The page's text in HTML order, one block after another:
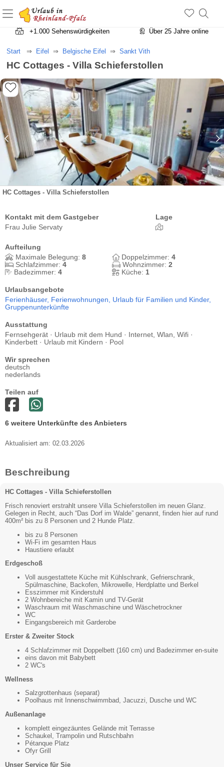
+1.500 Unterkünfte in Rheinland-Pfalz
+1.000 Sehenswürdigkeiten
Über 25 Jahre online
Start Eifel Belgische Eifel Sankt Vith
HC Cottages - Villa Schieferstollen
HC Cottages - Villa Schieferstollen
Kontakt mit dem Gastgeber
Frau Julie Servaty
Lage
Aufteilung
Maximale Belegung: 8 Doppelzimmer: 4
Schlafzimmer: 4 Wohnzimmer: 2
Badezimmer: 4 Küche: 1
Urlaubsangebote
Ferienhäuser, Ferienwohnungen, Urlaub für Familien und Kinder,
Gruppenunterkünfte
Ausstattung
Fernsehgerät · Urlaub mit dem Hund · Internet, Wlan, Wifi ·
Kinderbett · Urlaub mit Kindern · Pool
Wir sprechen
deutsch
nederlands
Teilen auf
6 weitere Unterkünfte des Anbieters
Aktualisiert am: 02.03.2026
Beschreibung
HC Cottages - Villa Schieferstollen
Frisch renoviert erstrahlt unsere Villa Schieferstollen im neuen Glanz.
Gelegen in Recht, auch “Das Dorf im Walde” genannt, finden hier auf rund
400m² bis zu 8 Personen und 2 Hunde Platz.
bis zu 8 Personen
Wi-Fi im gesamten Haus
Haustiere erlaubt
Erdgeschoß
Voll ausgestattete Küche mit Kühlschrank, Gefrierschrank,
Spülmaschine, Backofen, Mikrowelle, Herdplatte und Berkel
Esszimmer mit Kinderstuhl
2 Wohnbereiche mit Kamin und TV-Gerät
Waschraum mit Waschmaschine und Wäschetrockner
WC
Eingangsbereich mit Garderobe
Erster & Zweiter Stock
4 Schlafzimmer mit Doppelbett (160 cm) und Badezimmer en-suite
eins davon mit Babybett
2 WC's
Wellness
Salzgrottenhaus (separat)
Poolhaus mit Innenschwimmbad, Jacuzzi, Dusche und WC
Außenanlage
komplett eingezäuntes Gelände mit Terrasse
Schaukel, Trampolin und Rutschbahn
Pétanque Platz
Ofyr Grill
Unser Service für Sie